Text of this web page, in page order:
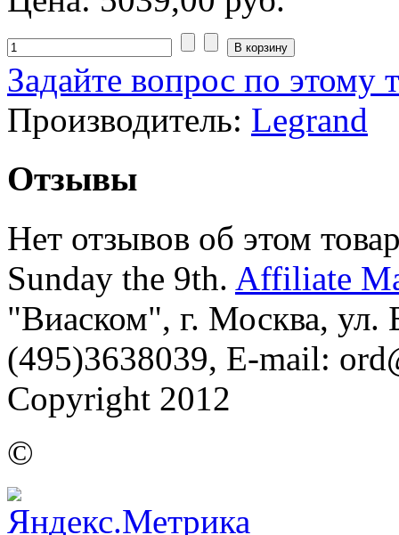
Задайте вопрос по этому
Производитель: Legrand
Отзывы
Нет отзывов об этом
Sunday the 9th. Affiliate
"Виаском", г. Москва, ул.
(495)3638039, E-mail:
Copyright 2012
©